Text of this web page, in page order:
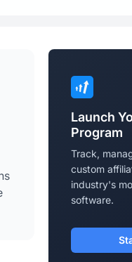
Launch
Program
Track,
custom
industry's
software.